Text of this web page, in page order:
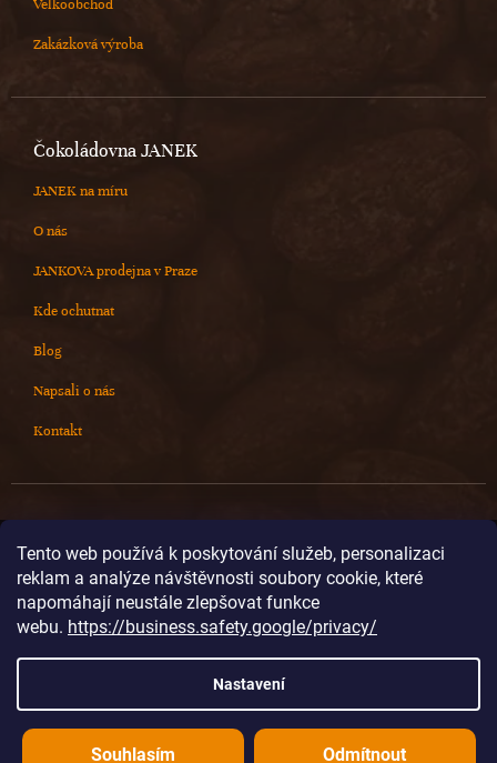
Tento web používá k poskytování služeb, personalizaci
reklam a analýze návštěvnosti soubory cookie, které
napomáhají neustále zlepšovat funkce
webu. https://business.safety.google/privacy/
Nastavení
Odmítnout
Souhlasím
Velkoobchod
Zakázková výroba
Čokoládovna JANEK
JANEK na míru
O nás
JANKOVA prodejna v Praze
Kde ochutnat
Blog
Napsali o nás
Kontakt
info@cokoladovnajanek.cz
+420 778 716 678
@janek_chocolate